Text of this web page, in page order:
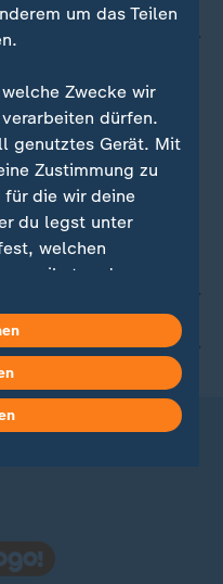
um das Teilen
Zwecke wir
dürfen.
genutztes Gerät. Mit
Zustimmung zu
für die wir deine
du legst unter
welchen
gibst und
für die Zukunft
oder ändern.
du in unserer